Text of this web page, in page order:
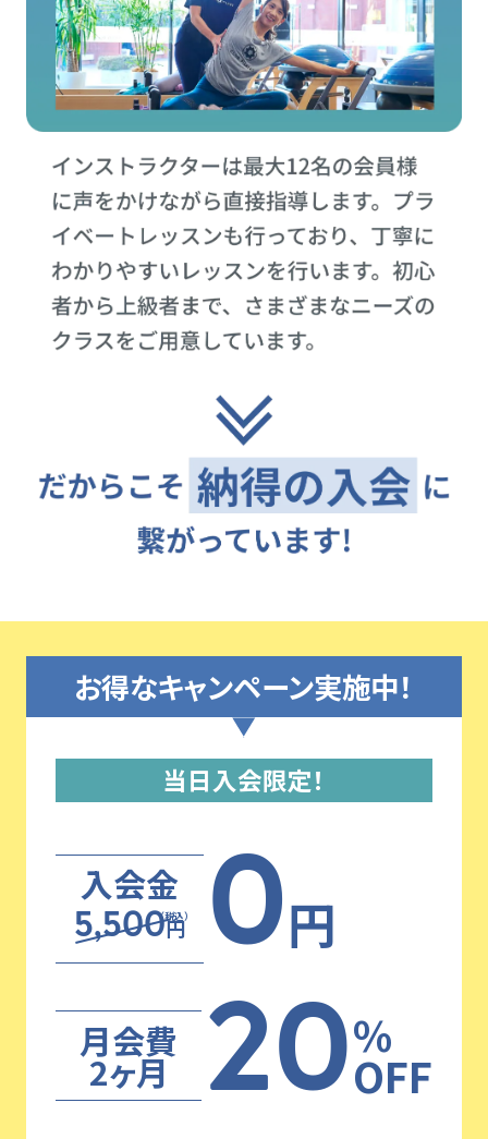
お得なキャンペーン実施中！
当日入会限定！
入会金
5,500円
（税込） 0円
月会費
2ヶ月 20%
OFF